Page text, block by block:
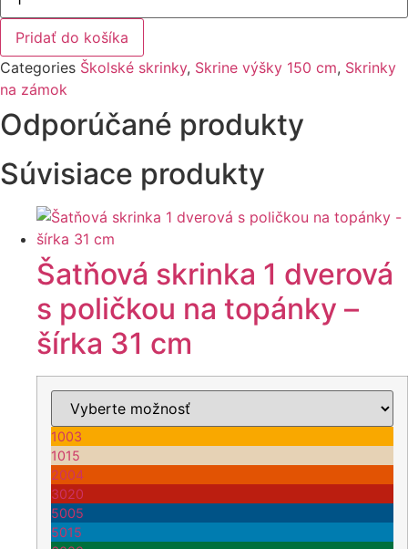
výškovo
delená
dverová
–
výška
cm
–
30
cm
Pridať do košíka
Categories Školské skrinky, Skrine výšky 150 cm, Skrinky
na zámok
Odporúčané produkty
Súvisiace produkty
Šatňová skrinka 1 dverová
s poličkou na topánky –
šírka 31 cm
1003
1015
2004
3020
5005
5015